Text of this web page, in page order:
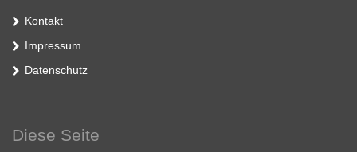
Kontakt
Impressum
Datenschutz
Diese Seite